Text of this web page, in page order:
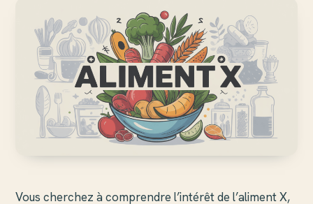
Vous cherchez à comprendre l’intérêt de l’aliment X,